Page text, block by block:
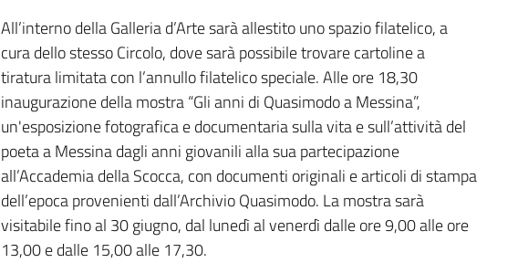
All’interno della Galleria d’Arte sarà allestito uno spazio filatelico, a
cura dello stesso Circolo, dove sarà possibile trovare cartoline a
tiratura limitata con l’annullo filatelico speciale. Alle ore 18,30
inaugurazione della mostra “Gli anni di Quasimodo a Messina”,
un'esposizione fotografica e documentaria sulla vita e sull’attività del
poeta a Messina dagli anni giovanili alla sua partecipazione
all’Accademia della Scocca, con documenti originali e articoli di stampa
dell’epoca provenienti dall’Archivio Quasimodo. La mostra sarà
visitabile fino al 30 giugno, dal lunedì al venerdì dalle ore 9,00 alle ore
13,00 e dalle 15,00 alle 17,30.